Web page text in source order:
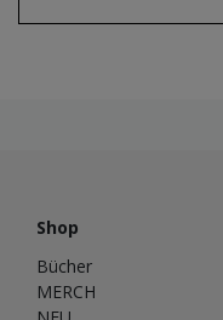
Shop
Bücher
MERCH